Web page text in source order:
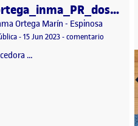
ortega_inma_PR_dosier_proceso
por
Ortega Marín - Espinosa
-Fecha de publicación
15 Jun 2023-comentario en
…